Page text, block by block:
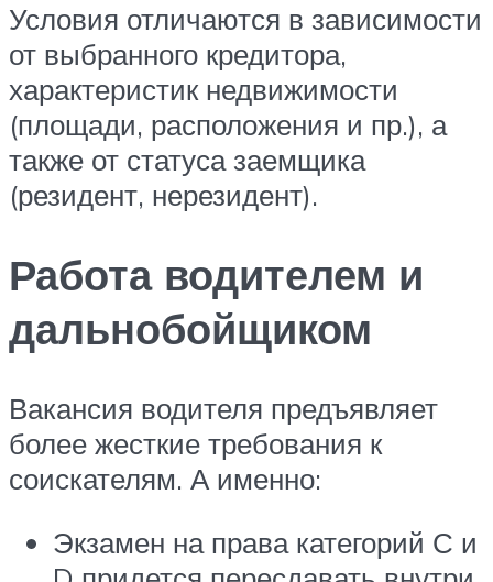
Условия отличаются в зависимости
от выбранного кредитора,
характеристик недвижимости
(площади, расположения и пр.), а
также от статуса заемщика
(резидент, нерезидент).
Работа водителем и
дальнобойщиком
Вакансия водителя предъявляет
более жесткие требования к
соискателям. А именно:
Экзамен на права категорий С и